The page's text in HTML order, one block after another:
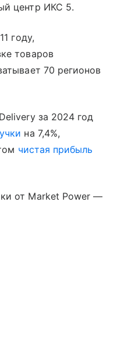
центр ИКС 5.
году,
товаров
70 регионов
за 2024 год
на 7,4%,
чистая прибыль
от Market Power —